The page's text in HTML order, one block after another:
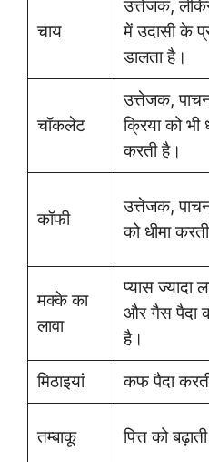
चाय
उत्तेजक,
में उदासी के
डालता है।
चॉकलेट
उत्तेजक,
क्रिया को भी
करती है।
कॉफी
उत्तेजक,
को धीमा
मक्के का
लावा
प्यास ज्यादा
और गैस पैदा
है।
मिठाइयां कफ पैदा
तम्बाकू पित्त को